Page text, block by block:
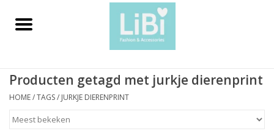
Home
Schoenen
Producten getagd met jurkje dierenprint
HOME/TAGS/ JURKJE DIERENPRINT